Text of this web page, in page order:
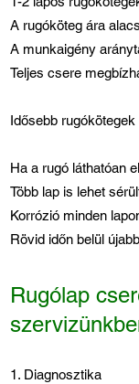
A rugóköteg ára
A munkaigény
Teljes csere
Idősebb rugókötegek
Ha a rugó láthatóan
Több lap is lehet
Korrózió minden
Rövid időn belül
Rugólap
1. Diagnosztika